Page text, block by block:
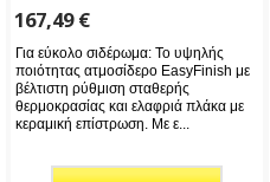
167,49€
Για εύκολο σιδέρωμα: Το υψηλής
ποιότητας ατμοσίδερο EasyFinish με
βέλτιστη ρύθμιση σταθερής
θερμοκρασίας και ελαφριά πλάκα με
κεραμική επίστρωση. Με ε...